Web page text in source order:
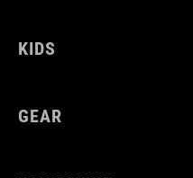
KIDS
GEAR